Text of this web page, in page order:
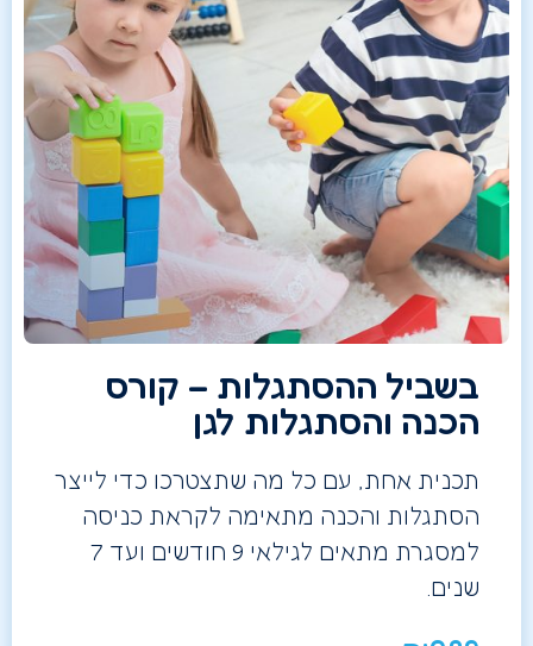
בשביל ההסתגלות – קורס
הכנה והסתגלות לגן
תכנית אחת, עם כל מה שתצטרכו כדי לייצר
הסתגלות והכנה מתאימה לקראת כניסה
למסגרת מתאים לגילאי 9 חודשים ועד 7
שנים.